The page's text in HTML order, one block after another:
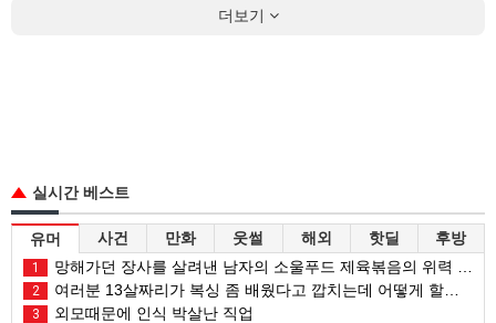
더보기
실시간 베스트
유머 사건 만화 웃썰 해외 핫딜 후방
1 망해가던 장사를 살려낸 남자의 소울푸드 제육볶음의 위력 ㅋㅋ
2 여러분 13살짜리가 복싱 좀 배웠다고 깝치는데 어떻게 할까요?
3 외모때문에 인식 박살난 직업